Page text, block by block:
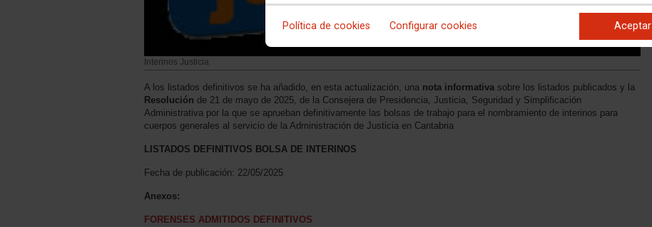
Política de cookies Configurar cookies Aceptar
Interinos Justicia
A los listados definitivos se ha añadido, en esta actualización, una nota informativa sobre los listados publicados y la
Resolución de 21 de mayo de 2025, de la Consejera de Presidencia, Justicia, Seguridad y Simplificación
Administrativa por la que se aprueban definitivamente las bolsas de trabajo para el nombramiento de interinos para
cuerpos generales al servicio de la Administración de Justicia en Cantabria
LISTADOS DEFINITIVOS BOLSA DE INTERINOS
Fecha de publicación: 22/05/2025
Anexos:
FORENSES ADMITIDOS DEFINITIVOS